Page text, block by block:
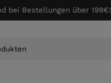
bei Bestellungen über 199€!